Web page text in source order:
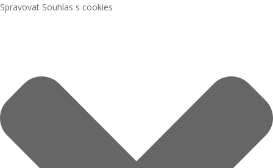
Spravovat Souhlas s cookies